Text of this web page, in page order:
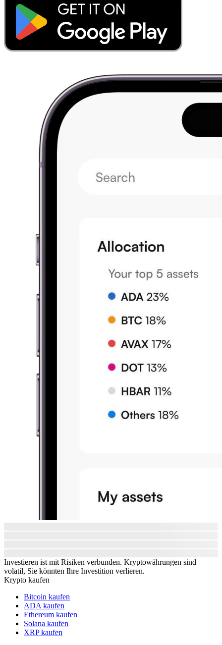
Investieren ist mit Risiken verbunden. Kryptowährungen sind
volatil, Sie könnten Ihre Investition verlieren.
Krypto kaufen
Bitcoin kaufen
ADA kaufen
Ethereum kaufen
Solana kaufen
XRP kaufen